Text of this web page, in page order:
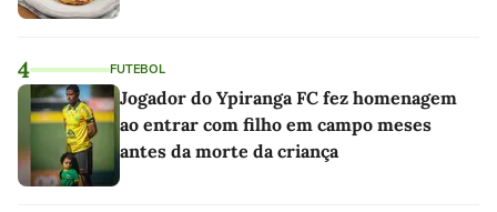
4 FUTEBOL
Jogador do Ypiranga FC fez homenagem
ao entrar com filho em campo meses
antes da morte da criança